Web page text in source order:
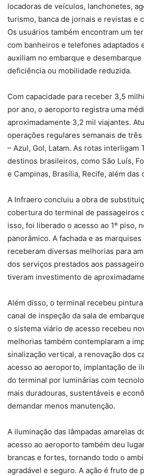
locadoras de veículos, lanchonetes,
turismo, banca de jornais e revistas e
Os usuários também encontram um
com banheiros e telefones adaptados
auxiliam no embarque e
deficiência ou mobilidade reduzida.
Com capacidade para receber 3,5
por ano, o aeroporto registra uma
aproximadamente 3,2 mil viajantes.
operações regulares semanais de três
– Azul, Gol, Latam. As rotas interligam
destinos brasileiros, como São Luís,
e Campinas, Brasília, Recife, além das
A Infraero concluiu a obra de
cobertura do terminal de passageiros
isso, foi liberado o acesso ao 1º piso,
panorâmico. A fachada e as
receberam diversas melhorias para
dos serviços prestados aos
tiveram investimento de
Além disso, o terminal recebeu
canal de inspeção da sala de
o sistema viário de acesso recebeu
melhorias também contemplaram a
sinalização vertical, a renovação dos
acesso ao aeroporto, implantação de
do terminal por luminárias com
mais duradouras, sustentáveis e
demandar menos manutenção.
A iluminação das lâmpadas amarelas
acesso ao aeroporto também deu
brancas e fortes, tornando todo o
agradável e seguro. A ação é fruto de